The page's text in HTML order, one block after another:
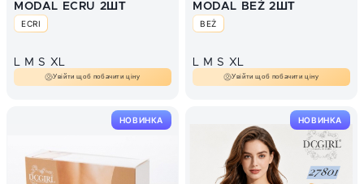
MODAL ECRU 2ШТ
ECRI
L M S XL
Увійти щоб побачити ціну
MODAL BEŻ 2ШТ
BEŻ
L M S XL
Увійти щоб побачити ціну
НОВИНКА НОВИНКА